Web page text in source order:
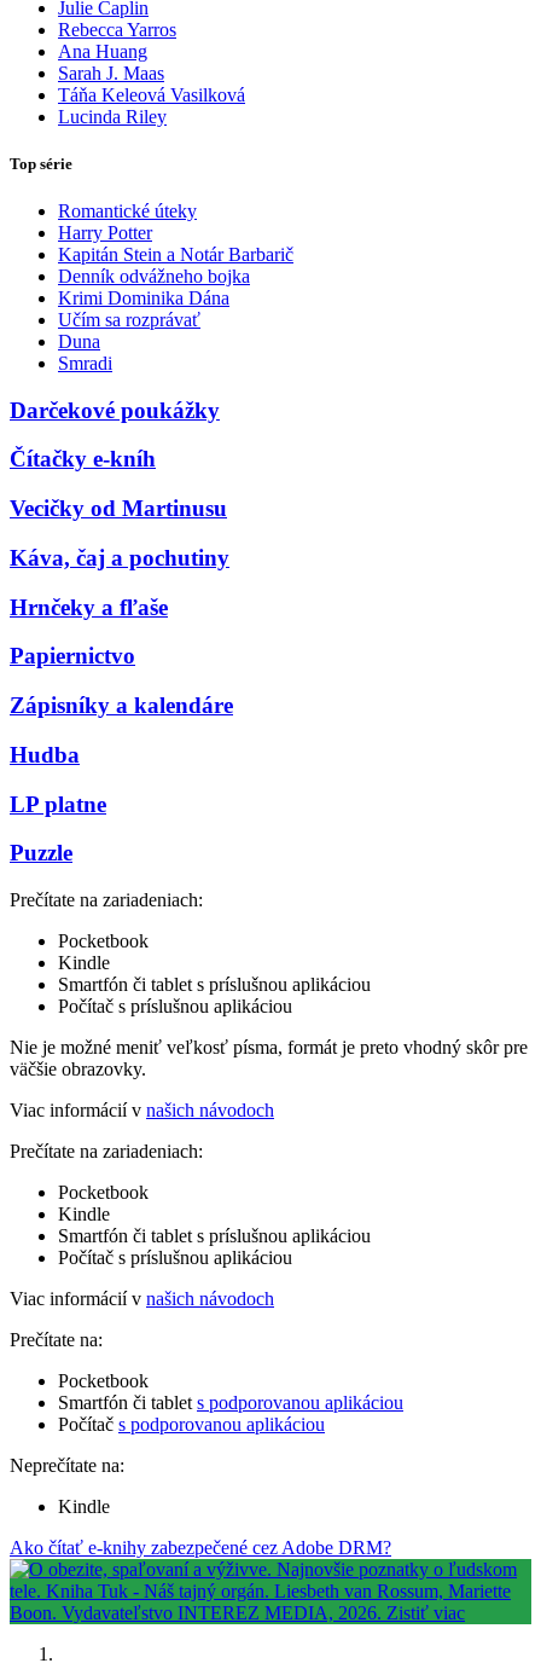
Julie Caplin
Rebecca Yarros
Ana Huang
Sarah J. Maas
Táňa Keleová Vasilková
Lucinda Riley
Top série
Romantické úteky
Harry Potter
Kapitán Stein a Notár Barbarič
Denník odvážneho bojka
Krimi Dominika Dána
Učím sa rozprávať
Duna
Smradi
Darčekové poukážky
Čítačky e-kníh
Vecičky od Martinusu
Káva, čaj a pochutiny
Hrnčeky a fľaše
Papiernictvo
Zápisníky a kalendáre
Hudba
LP platne
Puzzle
Prečítate na zariadeniach:
Pocketbook
Kindle
Smartfón či tablet s príslušnou aplikáciou
Počítač s príslušnou aplikáciou
Nie je možné meniť veľkosť písma, formát je preto vhodný skôr pre
väčšie obrazovky.
Viac informácií v našich návodoch
Prečítate na zariadeniach:
Pocketbook
Kindle
Smartfón či tablet s príslušnou aplikáciou
Počítač s príslušnou aplikáciou
Viac informácií v našich návodoch
Prečítate na:
Pocketbook
Smartfón či tablet s podporovanou aplikáciou
Počítač s podporovanou aplikáciou
Neprečítate na:
Kindle
Ako čítať e-knihy zabezpečené cez Adobe DRM?